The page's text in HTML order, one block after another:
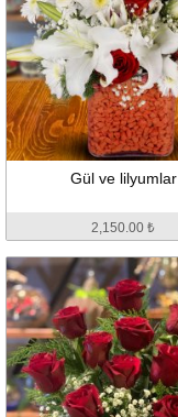
Gül ve lilyumlar
2,150.00 ₺